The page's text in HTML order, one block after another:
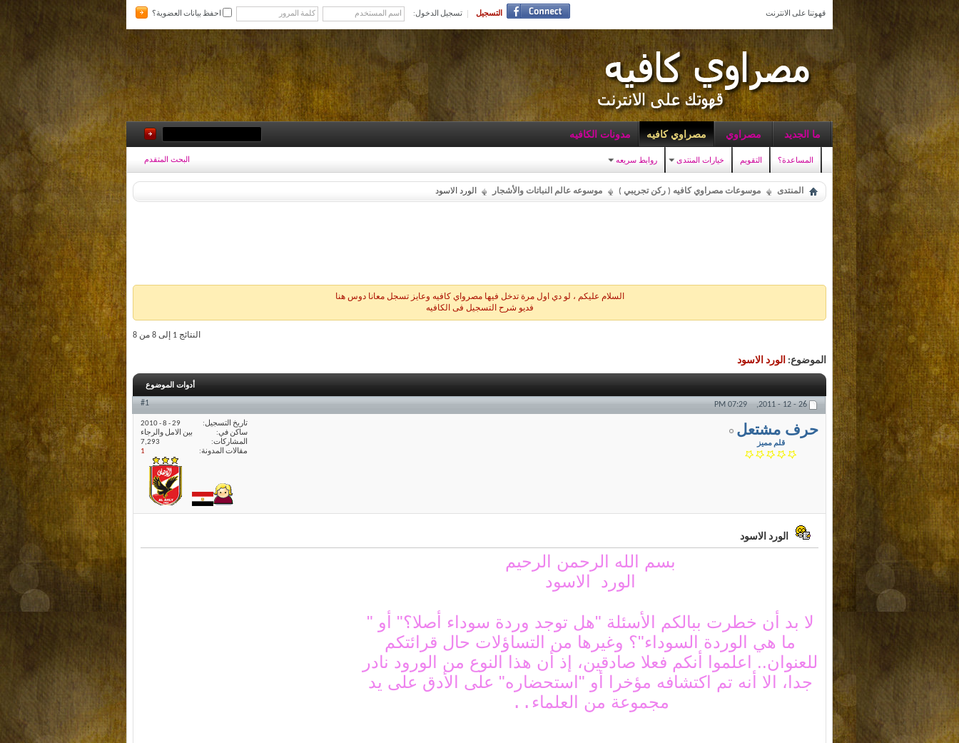
قهوتنا على الانترنت التسجيل تسجيل الدخول: احفظ بيانات العضوية؟
ما الجديد مصراوي مصراوي كافيه
المساعدة؟ التقويم خيارات المنتدى روابط سريعه
مدونات الكافيه
البحث المتقدم
المنتدى موسوعات مصراوي كافيه ( ركن تجريبي ) موسوعه عالم النباتات والأشجار الورد الاسود
السلام عليكم ، لو دي اول مرة تدخل فيها مصرواي كافيه وعايز تسجل معانا دوس هنا
فديو شرح التسجيل فى الكافيه
النتائج 1 إلى 8 من 8
الموضوع: الورد الاسود
أدوات الموضوع
26 - 12 - 2011,
07:29 PM
#1
حرف مشتعل
قلم مميز
تاريخ التسجيل
29 - 8 - 2010
ساكن في
بين الامل والرجاء
المشاركات
7,293
مقالات المدونة
1
الورد الاسود
بسم الله الرحمن الرحيم
الورد الاسود
لا بد أن خطرت ببالكم الأسئلة "هل توجد وردة سوداء أصلا؟" أو "
ما هي الوردة السوداء"؟ وغيرها من التساؤلات حال قرائتكم
للعنوان.. اعلموا أنكم فعلا صادقين، إذ أن هذا النوع من الورود نادر
جدا، الا أنه تم اكتشافه مؤخرا أو "استحضاره" على الأدق على يد
مجموعة من العلماء ..